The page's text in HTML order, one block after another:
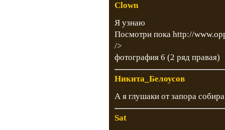
Clown
Я узнаю
Посмотри пока http://
/>
фотография 6 (2 ряд правая)
Никита_Белоусов
А я глушаки от запора
Sat